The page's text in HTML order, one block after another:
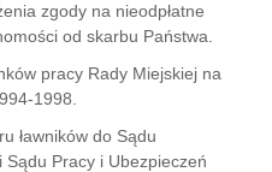
zgody na nieodpłatne
od skarbu Państwa.
pracy Rady Miejskiej na
1998.
ławników do Sądu
Sądu Pracy i Ubezpieczeń